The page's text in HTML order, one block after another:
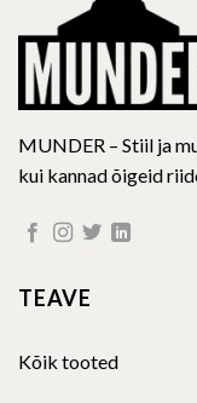
product
page
MUNDER – Stiil ja
kui kannad õigeid
TEAVE
Kõik tooted